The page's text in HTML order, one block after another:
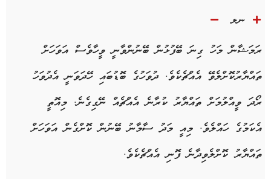
ނލ
ރަމަޝާން މަހު ގިނަ ބޭފުޅުން ބޭނުންވާނީ ވީހާވެސް އަވަހަށް
ތައްޔާރުކޮށްލެވޭ އެއްޗެކެވެ. ދުވަހުގެ ބޮޑުބައި ހޭދަވަނީ އެދުވަހު
ރޯދަ ވީއްލުމަށް ތައްޔާރު ކުރާނެ އެއްޗެއް ނޭގިގެނެ. މިއޮތީ
އެކަމުގެ ހައްލެވެ. މިއީ މަދު ސާމާނު ބޭނުން ކޮށްގެން އަވަހަށް
ތައްޔާރު ކޮށްލެވިދާނެ ފޮނި އެއްޗެކެވެ.